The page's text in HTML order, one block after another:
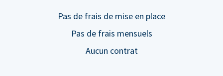
Pas de frais de mise en place
Pas de frais mensuels
Aucun contrat